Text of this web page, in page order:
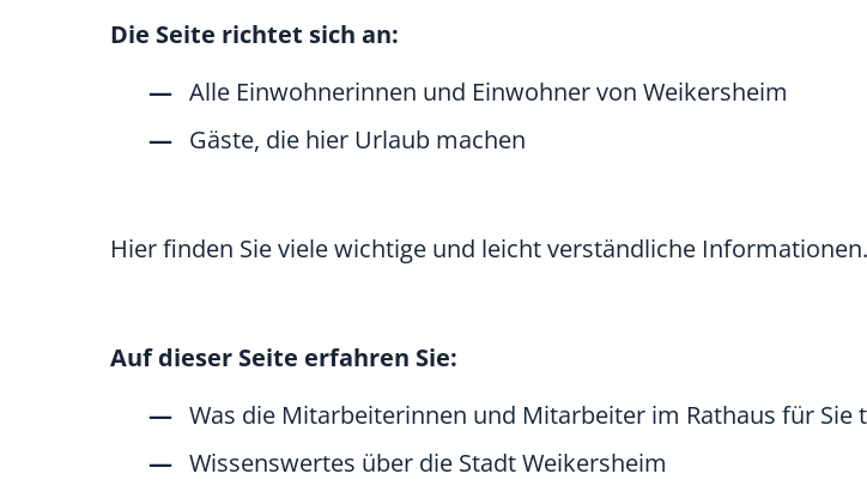
Die Seite richtet sich an:
Alle Einwohnerinnen und Einwohner von Weikersheim
Gäste, die hier Urlaub machen
Hier finden Sie viele wichtige und leicht verständliche Informationen.
Auf dieser Seite erfahren Sie:
Was die Mitarbeiterinnen und Mitarbeiter im Rathaus für Sie
Wissenswertes über die Stadt Weikersheim